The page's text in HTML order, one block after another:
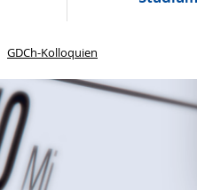
GDCh-Kolloquien